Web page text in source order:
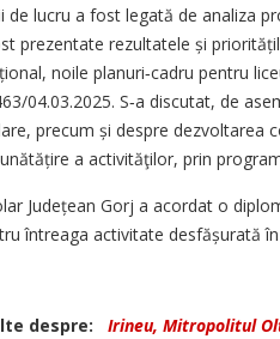
de lucru a fost legată de analiza
prezentate rezultatele și
noile planuri‑cadru pentru
04.03.2025. S‑a discutat, de
precum și despre dezvoltarea
a activităţilor, prin
Județean Gorj a acordat o
întreaga activitate desfășurată
despre: Irineu, Mitropolitul